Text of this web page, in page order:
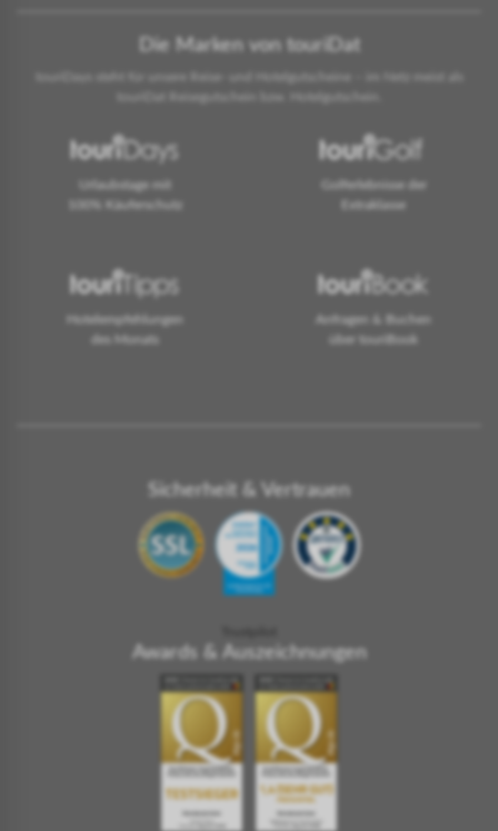
Die Marken von touriDat
touriDays steht für unsere Reise- und Hotelgutscheine – im Netz meist als
touriDat Reisegutschein bzw. Hotelgutschein.
Urlaubstage mit
100% Käuferschutz
Golferlebnisse der
Extraklasse
Hotelempfehlungen
des Monats
Anfragen & Buchen
über touriBook
Sicherheit & Vertrauen
Awards & Auszeichnungen